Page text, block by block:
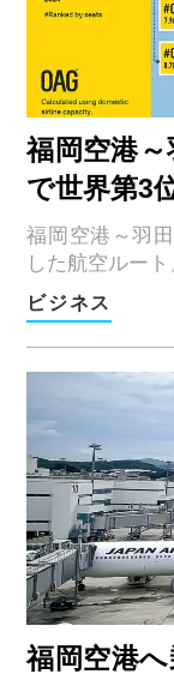
福岡空港
で世界第3
福岡空港～羽
した航空ルー
ビジネス
福岡空港